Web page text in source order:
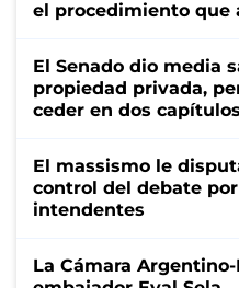
el procedimiento que
El Senado dio media
propiedad privada,
ceder en dos capítulos
El massismo le
control del debate
intendentes
La Cámara